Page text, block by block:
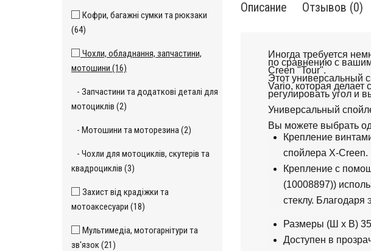
Кофри, багажні сумки та рюкзаки
(64)
Чохли, обладнання, запчастини,
мотошини (16)
- Запчастини та додаткові деталі для
мотоциклів (2)
- Мотошини та моторезина (2)
- Чохли для мотоциклів, скутерів та
квадроциклів (3)
Захист від крадіжки та
мотоаксесуари (18)
Мультимедіа, мотогарнітури та
зв'язок (21)
Описание Отзывов (0)
Иногда требуется
по сравнению с
Creen "Tour".
Этот универсальный
Vario, которая
регулировать угол и
Универсальный
Вы можете выбрать
Крепление
спойлера X-Creen.
Крепление с
(10008897))
стеклу. Благодаря
Размеры (Ш x В)
Доступен в